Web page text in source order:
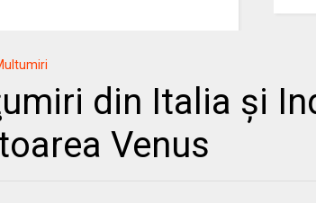
din Italia și
Venus